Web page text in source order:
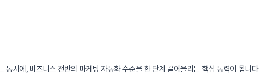
시에, 비즈니스 전반의 마케팅 자동화 수준을 한 단계 끌어올리는 핵심 동력이 됩니다.